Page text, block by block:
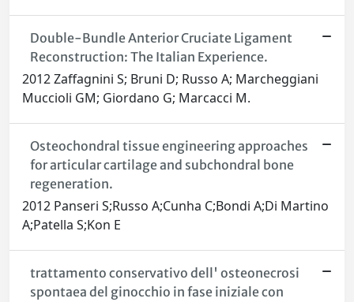
Double-Bundle Anterior Cruciate Ligament
Reconstruction: The Italian Experience.
2012 Zaffagnini S; Bruni D; Russo A; Marcheggiani
Muccioli GM; Giordano G; Marcacci M.
Osteochondral tissue engineering approaches
for articular cartilage and subchondral bone
regeneration.
2012 Panseri S;Russo A;Cunha C;Bondi A;Di Martino
A;Patella S;Kon E
trattamento conservativo dell' osteonecrosi
spontaea del ginocchio in fase iniziale con